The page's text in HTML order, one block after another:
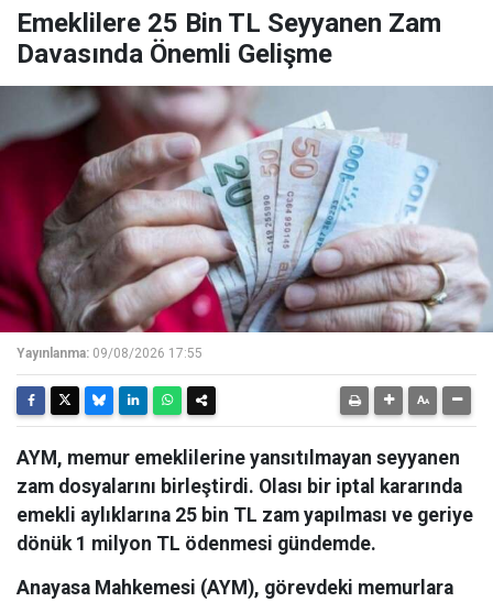
Emeklilere 25 Bin TL Seyyanen Zam
Davasında Önemli Gelişme
Yayınlanma: 09/08/2026 17:55
AYM, memur emeklilerine yansıtılmayan seyyanen
zam dosyalarını birleştirdi. Olası bir iptal kararında
emekli aylıklarına 25 bin TL zam yapılması ve geriye
dönük 1 milyon TL ödenmesi gündemde.
Anayasa Mahkemesi (AYM), görevdeki memurlara